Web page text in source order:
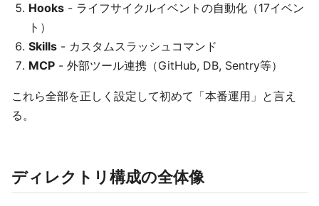
Hooks - ライフサイクルイベントの自動化（17イベン
ト）
Skills - カスタムスラッシュコマンド
MCP - 外部ツール連携（GitHub, DB, Sentry等）
これら全部を正しく設定して初めて「本番運用」と言え
る。
ディレクトリ構成の全体像